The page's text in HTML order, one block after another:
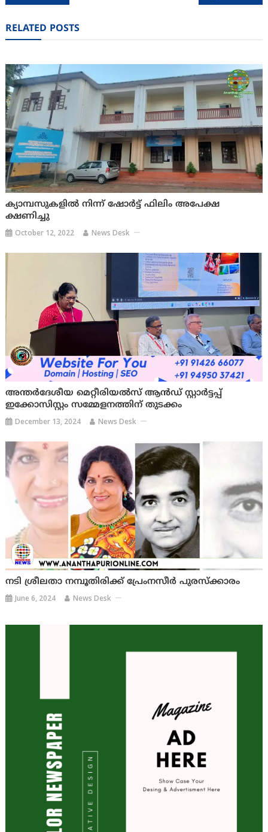
RELATED POSTS
ക്യാമ്പസുകളിൽ നിന്ന് ഷോർട്ട് ഫിലിം അപേക്ഷ
ക്ഷണിച്ചു
October 12, 2022 News Desk
അന്തർദേശീയ മെറ്റീരിയൽസ് ആൻഡ് സ്റ്റാർട്ടപ്പ്
ഇക്കോസിസ്റ്റം സമ്മേളനത്തിന് തുടക്കം
December 13, 2024 News Desk
നടി ശ്രീലതാ നമ്പൂതിരിക്ക് പ്രേംനസീർ പുരസ്ക്കാരം
June 6, 2024 News Desk